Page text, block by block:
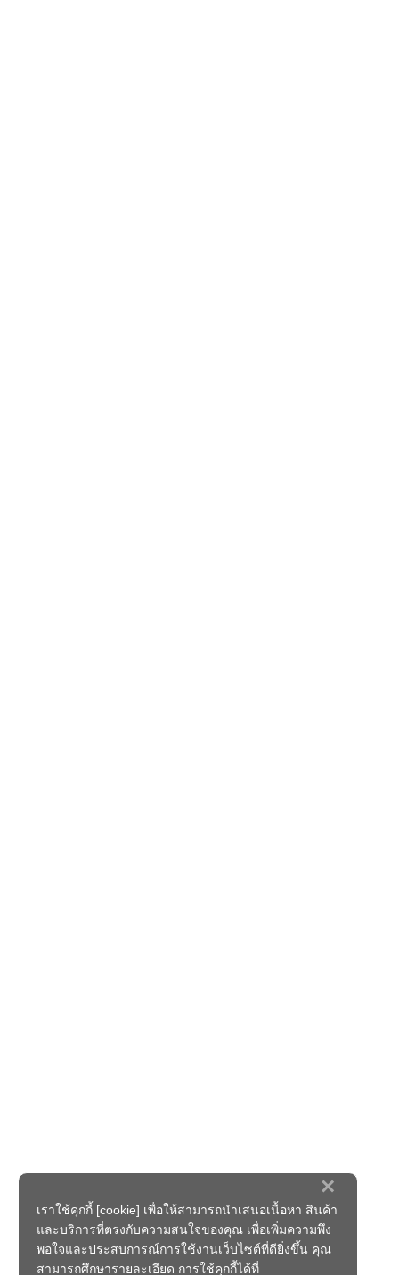
×
เราใช้คุกกี้ [cookie] เพื่อให้สามารถนำเสนอเนื้อหา สินค้า
และบริการที่ตรงกับความสนใจของคุณ เพื่อเพิ่มความพึง
พอใจและประสบการณ์การใช้งานเว็บไซต์ที่ดียิ่งขึ้น คุณ
สามารถศึกษารายละเอียด การใช้คุกกี้ได้ที่